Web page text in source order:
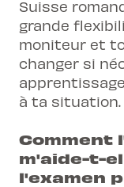
Suisse
grande
moniteur et
changer si
à ta situation.
Comment
m'aide-t-
l'examen